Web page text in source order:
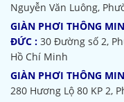
Nguyễn Văn Luông,
GIÀN PHƠI THÔNG
ĐỨC : 30 Đường số 2,
Hồ Chí Minh
GIÀN PHƠI THÔNG
280 Hương Lộ 80 KP 2,